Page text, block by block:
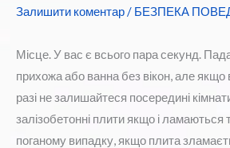
Залишити коментар/ БЕЗПЕКА
Місце. У вас є всього пара секунд.
прихожа або ванна без вікон, але якщо
разі не залишайтеся посередині
залізобетонні плити якщо і ламаються
поганому випадку, якщо плита